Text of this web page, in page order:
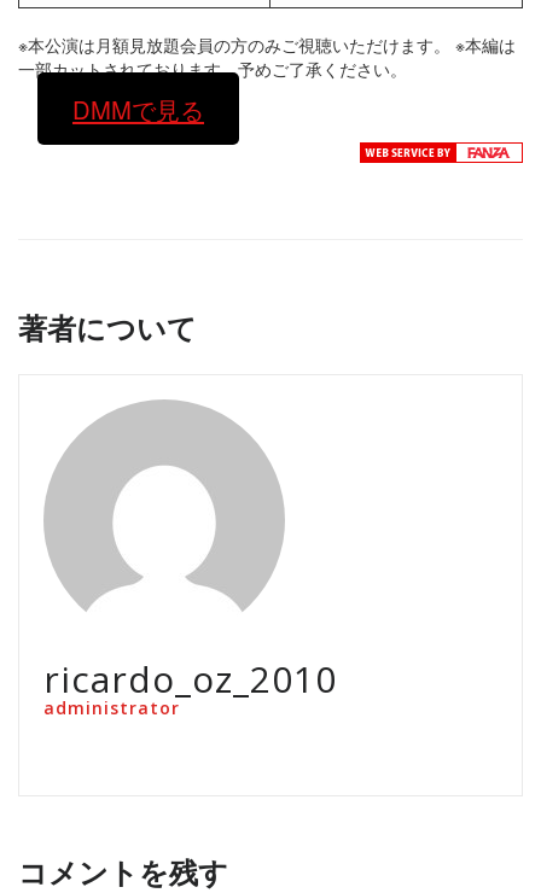
※本公演は月額見放題会員の方のみご視聴いただけます。 ※本編は
一部カットされております。予めご了承ください。
DMMで見る
著者について
ricardo_oz_2010
administrator
コメントを残す